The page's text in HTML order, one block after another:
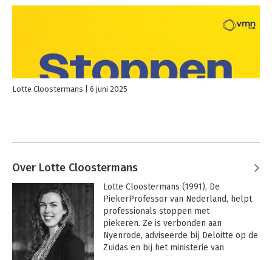
Lotte Cloostermans 6 juni 2025
Over Lotte Cloostermans
Lotte Cloostermans (1991), De
PiekerProfessor van Nederland, helpt
professionals stoppen met
piekeren. Ze is verbonden aan
Nyenrode, adviseerde bij Deloitte op de
Zuidas en bij het ministerie van